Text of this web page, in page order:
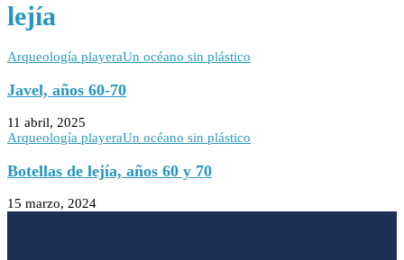
lejía
Arqueología playeraUn océano sin plástico
Javel, años 60-70
11 abril, 2025
Arqueología playeraUn océano sin plástico
Botellas de lejía, años 60 y 70
15 marzo, 2024